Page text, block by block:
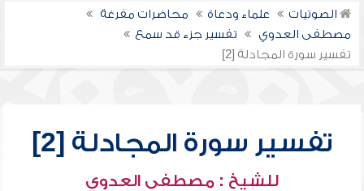
الصوتيات علماء ودعاة
محاضرات مفرغة
مصطفى العدوي
تفسير جزء قد سمع
تفسير سورة المجادلة [2]
تفسير سورة المجادلة [2]
للشيخ : مصطفى العدوي